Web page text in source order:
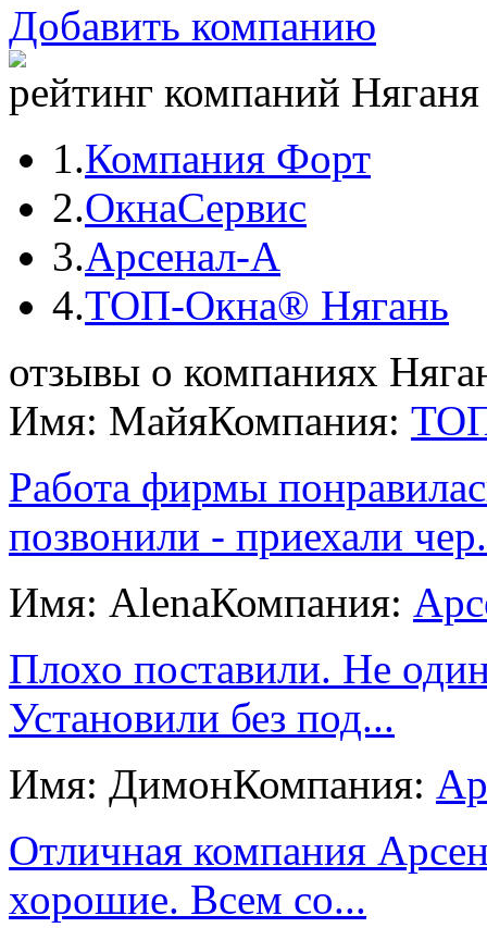
Добавить компанию
рейтинг компаний Няганя
1.Компания Форт
2.ОкнаСервис
3.Арсенал-А
4.ТОП-Окна® Нягань
отзывы о компаниях
Имя: МайяКомпания:
Работа фирмы
позвонили - приехали
Имя: AlenaКомпания:
Плохо поставили. Не
Установили без под...
Имя: ДимонКомпания:
Отличная компания
хорошие. Всем со...